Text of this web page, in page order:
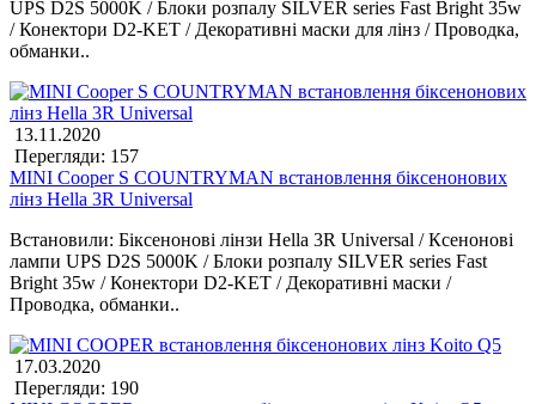
UPS D2S 5000K / Блоки розпалу SILVER series Fast Bright 35w
/ Конектори D2-KET / Декоративні маски для лінз / Проводка,
обманки..
13.11.2020
Перегляди: 157
MINI Cooper S COUNTRYMAN встановлення біксенонових
лінз Hella 3R Universal
Встановили: Біксенонові лінзи Hella 3R Universal / Ксенонові
лампи UPS D2S 5000K / Блоки розпалу SILVER series Fast
Bright 35w / Конектори D2-KET / Декоративні маски /
Проводка, обманки..
17.03.2020
Перегляди: 190